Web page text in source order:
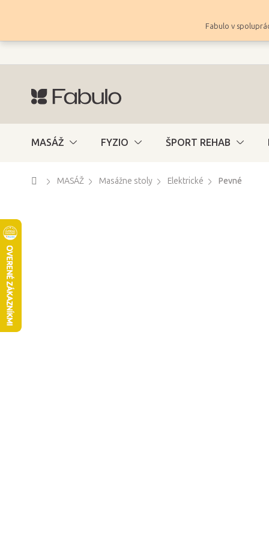
Fabulo v
MASÁŽ FYZIO ŠPORT REHAB
DomovMASÁŽ Masážne stoly Elektrické Pevné